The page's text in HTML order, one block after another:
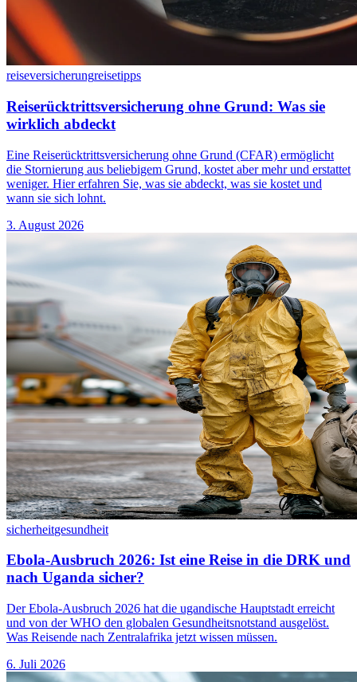
reiseversicherungreisetipps
Reiserücktrittsversicherung ohne Grund: Was sie
wirklich abdeckt
Eine Reiserücktrittsversicherung ohne Grund (CFAR) ermöglicht
die Stornierung aus beliebigem Grund, kostet aber mehr und erstattet
weniger. Hier erfahren Sie, was sie abdeckt, was sie kostet und
wann sie sich lohnt.
3. August 2026
sicherheitgesundheit
Ebola-Ausbruch 2026: Ist eine Reise in die DRK und
nach Uganda sicher?
Der Ebola-Ausbruch 2026 hat die ugandische Hauptstadt erreicht
und von der WHO den globalen Gesundheitsnotstand ausgelöst.
Was Reisende nach Zentralafrika jetzt wissen müssen.
6. Juli 2026